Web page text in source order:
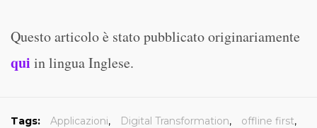
Questo articolo è stato pubblicato originariamente
qui in lingua Inglese.
Tags: Applicazioni, Digital Transformation, offline first,